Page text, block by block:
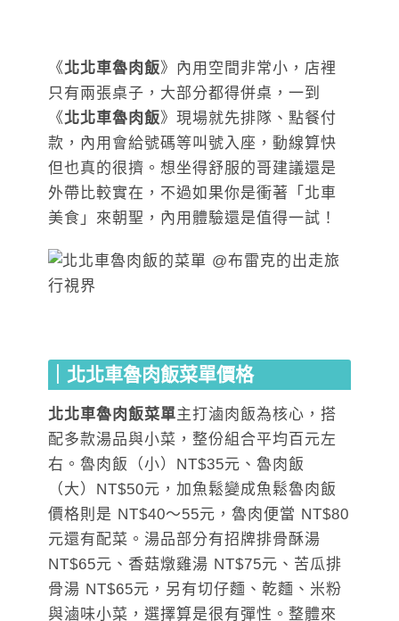
《北北車魯肉飯》內用空間非常小，店裡
只有兩張桌子，大部分都得併桌，一到
《北北車魯肉飯》現場就先排隊、點餐付
款，內用會給號碼等叫號入座，動線算快
但也真的很擠。想坐得舒服的哥建議還是
外帶比較實在，不過如果你是衝著「北車
美食」來朝聖，內用體驗還是值得一試！
｜北北車魯肉飯菜單價格
北北車魯肉飯菜單主打滷肉飯為核心，搭
配多款湯品與小菜，整份組合平均百元左
右。魯肉飯（小）NT$35元、魯肉飯
（大）NT$50元，加魚鬆變成魚鬆魯肉飯
價格則是 NT$40～55元，魯肉便當 NT$80
元還有配菜。湯品部分有招牌排骨酥湯
NT$65元、香菇燉雞湯 NT$75元、苦瓜排
骨湯 NT$65元，另有切仔麵、乾麵、米粉
與滷味小菜，選擇算是很有彈性。整體來